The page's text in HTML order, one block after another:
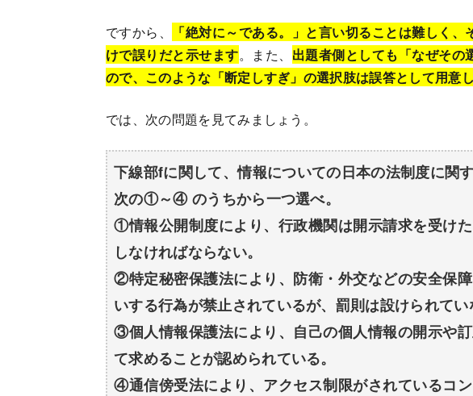
ですから、
「絶対に～である。」と言い切ることは難しく
けで誤りだと示せます。また、 出題者側としても「なぜその
ので、このような「断定しすぎ」の選択肢は誤答として用意
では、次の問題を見てみましょう。
下線部fに関して、情報についての日本の法制度に関
次の①～④ のうちから一つ選べ。
①情報公開制度により、行政機関は開示請求を受け
しなければならない。
②特定秘密保護法により、防衛・外交などの安全保
いする行為が禁止されているが、罰則は設けられてい
③個人情報保護法により、自己の個人情報の開示や
て求めることが認められている。
④通信傍受法により、アクセス制限がされているコ